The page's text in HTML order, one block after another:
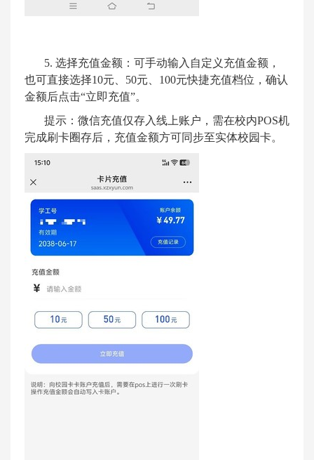
5. 选择充值金额：可手动输入自定义充值金额，
也可直接选择10元、 50元、 100元快捷充值档位，确认
金额后点击“立即充值”。
提示：微信充值仅存入线上账户，需在校内POS机
完成刷卡圈存后，充值金额方可同步至实体校园卡。